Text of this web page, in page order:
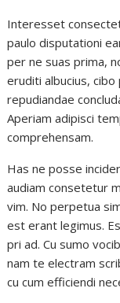
Interesset
paulo disputationi
per ne suas prima,
eruditi albucius,
repudiandae
Aperiam adipisci
comprehensam.
Has ne posse
audiam consetetur
vim. No perpetua
est erant legimus.
pri ad. Cu sumo
nam te electram
cu cum efficiendi